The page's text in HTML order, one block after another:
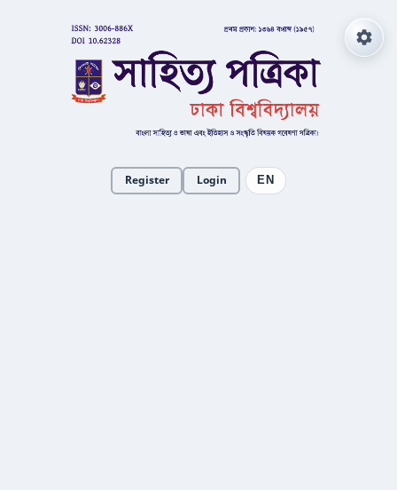
Register Login EN